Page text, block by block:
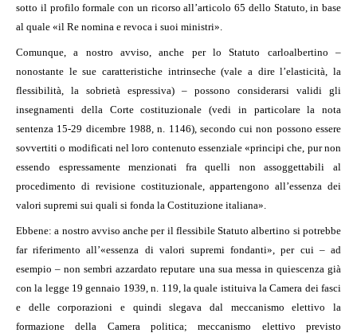
sotto il profilo formale con un ricorso all’articolo 65 dello Statuto, in base
al quale «il Re nomina e revoca i suoi ministri».
Comunque, a nostro avviso, anche per lo Statuto carloalbertino –
nonostante le sue caratteristiche intrinseche (vale a dire l’elasticità, la
flessibilità, la sobrietà espressiva) – possono considerarsi validi gli
insegnamenti della Corte costituzionale (vedi in particolare la nota
sentenza 15-29 dicembre 1988, n. 1146), secondo cui non possono essere
sovvertiti o modificati nel loro contenuto essenziale «principi che, pur non
essendo espressamente menzionati fra quelli non assoggettabili al
procedimento di revisione costituzionale, appartengono all’essenza dei
valori supremi sui quali si fonda la Costituzione italiana».
Ebbene: a nostro avviso anche per il flessibile Statuto albertino si potrebbe
far riferimento all’«essenza di valori supremi fondanti», per cui – ad
esempio – non sembri azzardato reputare una sua messa in quiescenza già
con la legge 19 gennaio 1939, n. 119, la quale istituiva la Camera dei fasci
e delle corporazioni e quindi slegava dal meccanismo elettivo la
formazione della Camera politica; meccanismo elettivo previsto